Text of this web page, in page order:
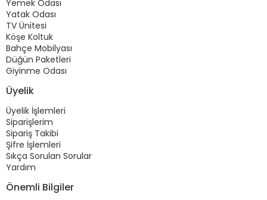
Yemek Odası
Yatak Odası
TV Ünitesi
Köşe Koltuk
Bahçe Mobilyası
Düğün Paketleri
Giyinme Odası
Üyelik
Üyelik İşlemleri
Siparişlerim
Sipariş Takibi
Şifre İşlemleri
Sıkça Sorulan Sorular
Yardım
Önemli Bilgiler